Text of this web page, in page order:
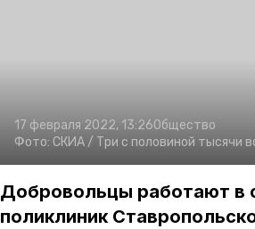
17 февраля 2022, 13:26Общество
Фото: СКИА / Три с половиной тысячи
Добровольцы работают в
поликлиник